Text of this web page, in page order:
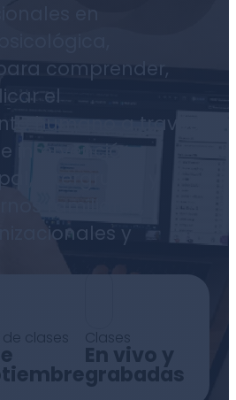
en
comprender,
el
humano a través
intervención
intergrupal y
y
clases Clases
En vivo y
grabadas